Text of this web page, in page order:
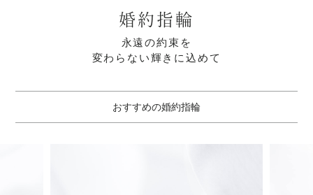
婚約指輪
永遠の約束を
変わらない輝きに込めて
おすすめの婚約指輪